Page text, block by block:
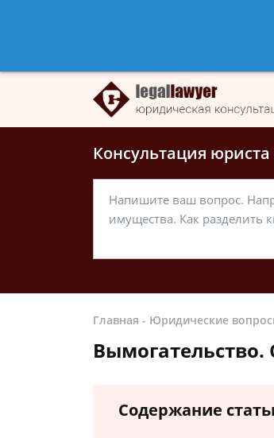
Консультация
Главная - Юридические
Вымогательство.
Содержание